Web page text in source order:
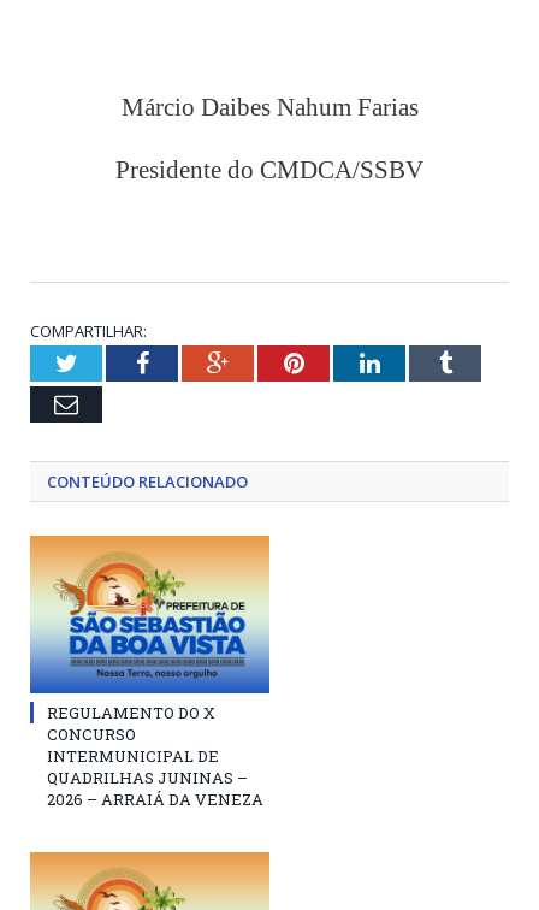
Márcio Daibes Nahum Farias
Presidente do CMDCA/SSBV
COMPARTILHAR:
TwitterFacebookGoogle+PinterestLinkedInTumblr
Email
CONTEÚDO RELACIONADO
REGULAMENTO DO X
CONCURSO
INTERMUNICIPAL DE
QUADRILHAS JUNINAS –
2026 – ARRAIÁ DA VENEZA